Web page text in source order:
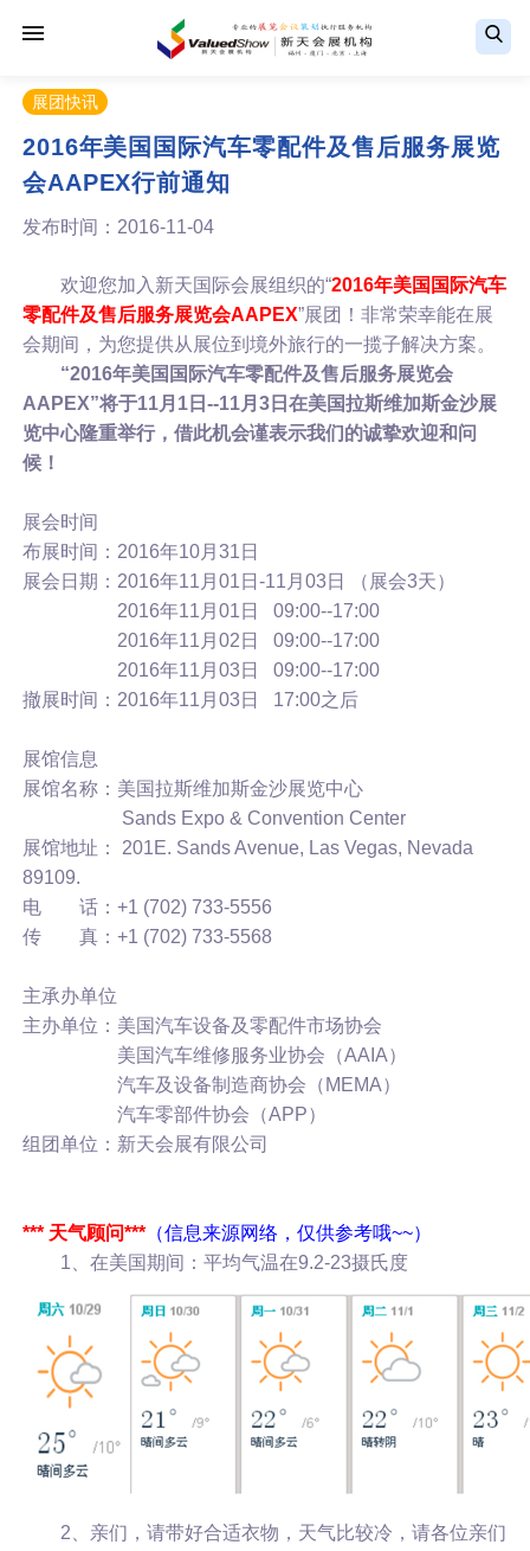
展团快讯
2016年美国国际汽车零配件及售后服务展览
会AAPEX行前通知
发布时间：2016-11-04
欢迎您加入新天国际会展组织的“2016年美国国际汽车
零配件及售后服务展览会AAPEX”展团！非常荣幸能在展
会期间，为您提供从展位到境外旅行的一揽子解决方案。
“2016年美国国际汽车零配件及售后服务展览会
AAPEX”将于11月1日--11月3日在美国拉斯维加斯金沙展
览中心隆重举行，借此机会谨表示我们的诚挚欢迎和问
候！
展会时间
布展时间：2016年10月31日
展会日期：2016年11月01日-11月03日 （展会3天）
2016年11月01日 09:00--17:00
2016年11月02日 09:00--17:00
2016年11月03日 09:00--17:00
撤展时间：2016年11月03日 17:00之后
展馆信息
展馆名称：美国拉斯维加斯金沙展览中心
Sands Expo & Convention Center
展馆地址： 201E. Sands Avenue, Las Vegas, Nevada
89109.
电 话：+1 (702) 733-5556
传 真：+1 (702) 733-5568
主承办单位
主办单位：美国汽车设备及零配件市场协会
美国汽车维修服务业协会（AAIA）
汽车及设备制造商协会（MEMA）
汽车零部件协会（APP）
组团单位：新天会展有限公司
*** 天气顾问***（信息来源网络，仅供参考哦~~）
1、在美国期间：平均气温在9.2-23摄氏度
2、亲们，请带好合适衣物，天气比较冷，请各位亲们